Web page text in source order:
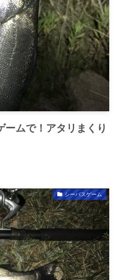
ムで！アタリまくり
シーバスゲーム